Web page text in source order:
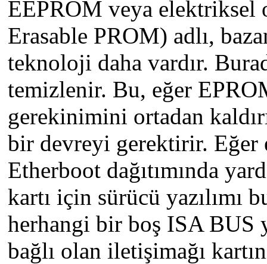
EEPROM veya
Erasable PROM) adlı,
teknoloji daha vardır.
temizlenir. Bu, eğer
gerekinimini ortadan
bir devreyi gerektirir. Eğer
Etherboot dağıtımında
kartı için sürücü yazılımı
herhangi bir boş ISA BUS
bağlı olan iletişimağı